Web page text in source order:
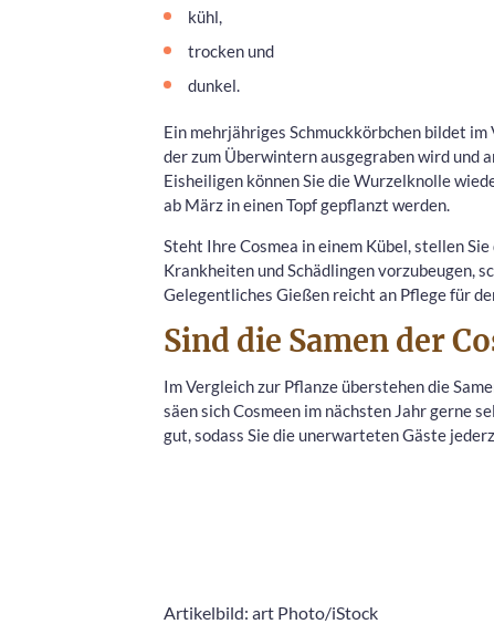
kühl,
trocken und
dunkel.
Ein mehrjähriges Schmuckkörbchen bildet
der zum Überwintern ausgegraben wird und
Eisheiligen können Sie die Wurzelknolle
ab März in einen Topf gepflanzt werden.
Steht Ihre Cosmea in einem Kübel, stellen
Krankheiten und Schädlingen vorzubeugen,
Gelegentliches Gießen reicht an Pflege für
Sind die Samen der
Im Vergleich zur Pflanze überstehen die
säen sich Cosmeen im nächsten Jahr gerne
gut, sodass Sie die unerwarteten Gäste
Artikelbild: art Photo/iStock